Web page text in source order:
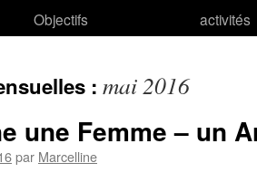
Objectifs
activités
: mai 2016
une Femme – un
par Marcelline